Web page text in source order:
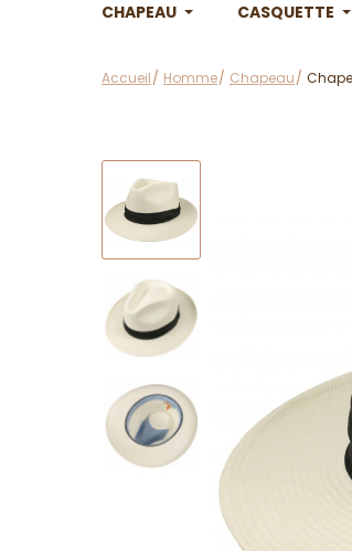
CHAPEAU CASQUETTE
Accueil Homme Chapeau